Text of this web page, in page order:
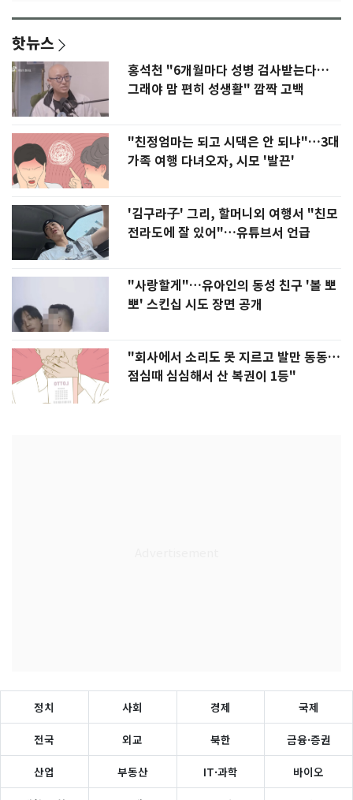
핫뉴스
홍석천 "6개월마다 성병 검사받는다…
그래야 맘 편히 성생활" 깜짝 고백
"친정엄마는 되고 시댁은 안 되냐"…3대
가족 여행 다녀오자, 시모 '발끈'
'김구라子' 그리, 할머니외 여행서 "친모
전라도에 잘 있어"…유튜브서 언급
"사랑할게"…유아인의 동성 친구 '볼 뽀
뽀' 스킨십 시도 장면 공개
"회사에서 소리도 못 지르고 발만 동동…
점심때 심심해서 산 복권이 1등"
정치 사회 경제 국제
전국 외교 북한 금융·증권
산업 부동산 IT·과학 바이오